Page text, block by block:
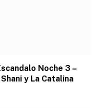
Noche 3 –
y La Catalina